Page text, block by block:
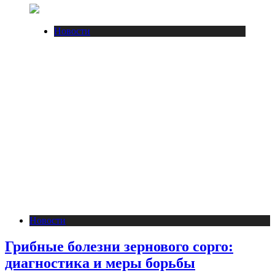
Новости
Новости
Грибные болезни зернового сорго:
диагностика и меры борьбы